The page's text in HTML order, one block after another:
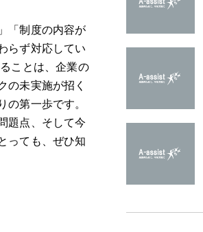
「制度の内容が
らず対応してい
ことは、企業の
の未実施が招く
第一歩です。
題点、そして今
っても、ぜひ知